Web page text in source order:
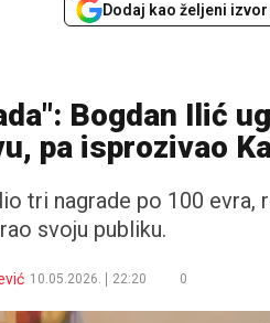
Dodaj kao željeni
Bogdan Ilić
pa isprozivao
tri nagrade po 100 evra,
svoju publiku.
10.05.2026. 22:20 0